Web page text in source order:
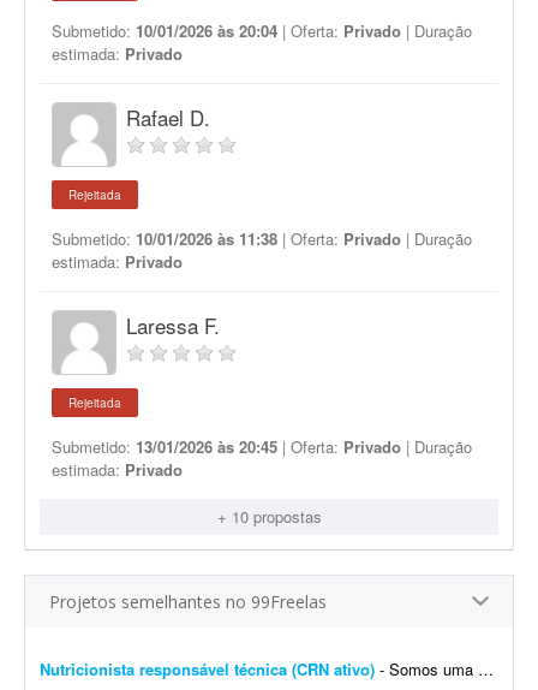
Submetido: 10/01/2026 às 20:04 | Oferta: Privado | Duração
estimada: Privado
Rafael D.
Rejeitada
Submetido: 10/01/2026 às 11:38 | Oferta: Privado | Duração
estimada: Privado
Laressa F.
Rejeitada
Submetido: 13/01/2026 às 20:45 | Oferta: Privado | Duração
estimada: Privado
+ 10 propostas
Projetos semelhantes no 99Freelas
Nutricionista responsável técnica (CRN ativo) - Somos uma cozinha industrial de gestão familiar e estamos em busca de uma nutricionista com registro ativo no CRN para atuar como responsável técnica (RT). A atuaç&atil...